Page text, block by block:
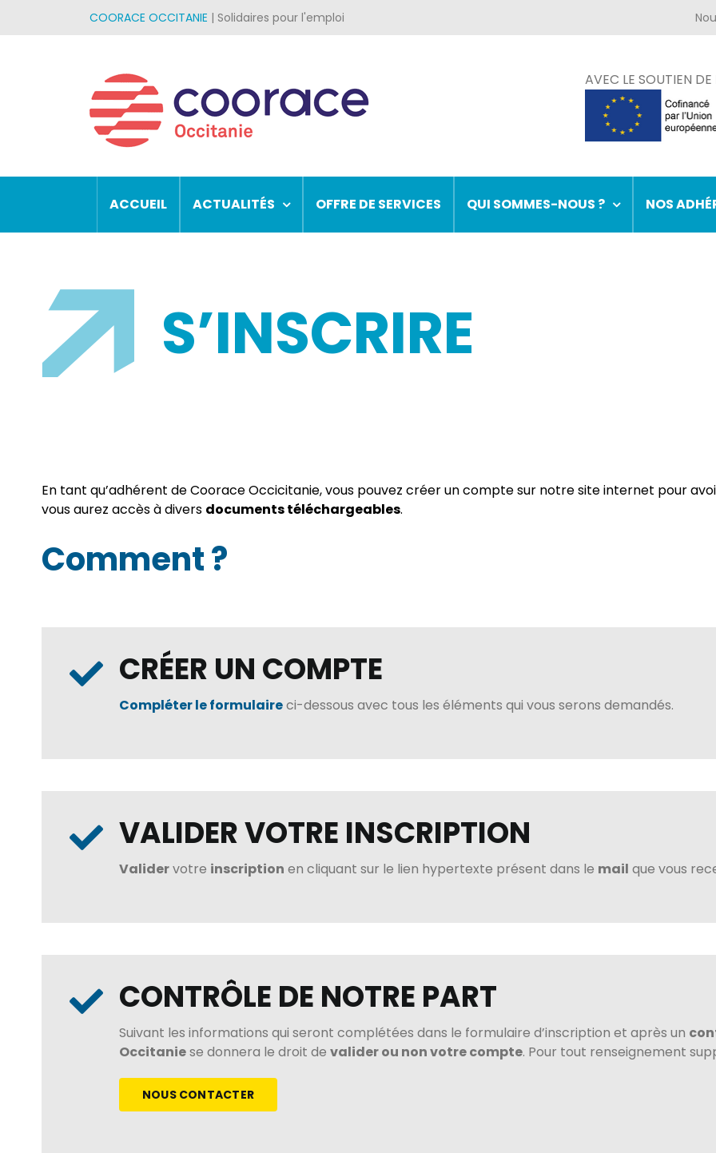
COORACE OCCITANIE | Solidaires pour l'emploi
AVEC LE SOUTIEN DE
ACCUEIL ACTUALITÉS OFFRE DE SERVICES QUI SOMMES-NOUS ? NOS
S’INSCRIRE
En tant qu’adhérent de Coorace Occicitanie, vous pouvez créer un compte sur notre site internet pour
vous aurez accès à divers documents téléchargeables.
Comment ?
CRÉER UN COMPTE
Compléter le formulaireci-dessous avec tous les éléments qui vous serons demandés.
VALIDER VOTRE INSCRIPTION
Validervotre inscription en cliquant sur le lien hypertexte présent dans le mail que vous
CONTRÔLE DE NOTRE PART
Suivant les informations qui seront complétées dans le formulaire d’inscription et après un
Occitaniese donnera le droit de valider ou non votre compte. Pour tout renseignement
NOUS CONTACTER